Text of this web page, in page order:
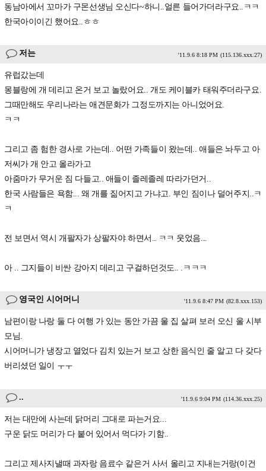
동남아에서 꼬마가 구몬선생님 오신다~하니..얼른 들어가더라구요..ㅋㅋ
한국아이이긴 했어요..ㅎㅎ
저는 '11.9.6 8:18 PM (115.136.xxx.27)
유럽갔는데
몽블랑에 개 데리고 온거 보고 놀랐어요.. 개도 케이블카 태워주더라구요.
그때만해도 우리나라는 애견문화가 그정도까지는 아니었어요.
ㅋㅋ
그리고 좀 험한 경사로 가는데.. 어떤 가족들이 왔는데.. 애들은 놔두고 아
저씨가 개 안고 올라가고
아줌마가 무거운 짐 다들고.. 애들이 졸레졸레 따라가던거..
한국 사람들은 욕함... 왜 개를 짊어지고 가냐고. 부인 짐이나 덜어주지..ㅋ
ㅋ
전 보면서 역시 개팔자가 상팔자야 하면서.. ㅋㅋ 웃었음...
아 .. 그지들이 비싼 강아지 데리고 구걸하던것도.. .ㅋㅋㅋ
영국인 시어머니 '11.9.6 8:47 PM (82.8.xxx.153)
남편이랑 나랑 둘 다 여행 가 있는 동안 가끔 울 집 살펴 보러 오신 울 시부
모님.
시어머니가 냉장고 열었다 김치 있는거 보고 상한 음식인 줄 알고 다 갖다
버리셨던 일이 ㅜㅜ
.. '11.9.6 9:04 PM (114.36.xxx.25)
저는 대만에 사는데 닭머리 그대로 파는거요...
구운 닭도 머리가 다 붙어 있어서 먹다가 기함..
그리고 제사지낼때 과자랑 음료수 같은거 사서 올리고 지내는거랑(이건